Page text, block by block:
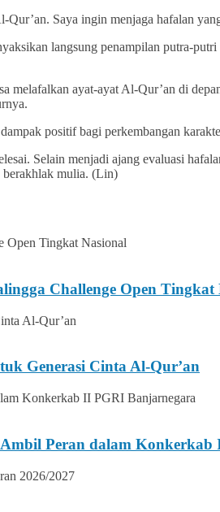
Saya ingin menjaga hafalan
langsung penampilan putra-
melafalkan ayat-ayat Al-Qur’an di
positif bagi perkembangan
Selain menjadi ajang evaluasi
berakhlak mulia. (Lin)
Challenge Open Tingkat
Generasi Cinta Al-Qur’an
Peran dalam